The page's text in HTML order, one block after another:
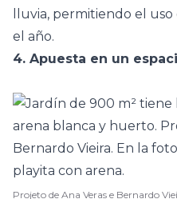
lluvia, permitiendo el
el año.
4. Apuesta en un
Projeto de Ana Veras e Bernardo